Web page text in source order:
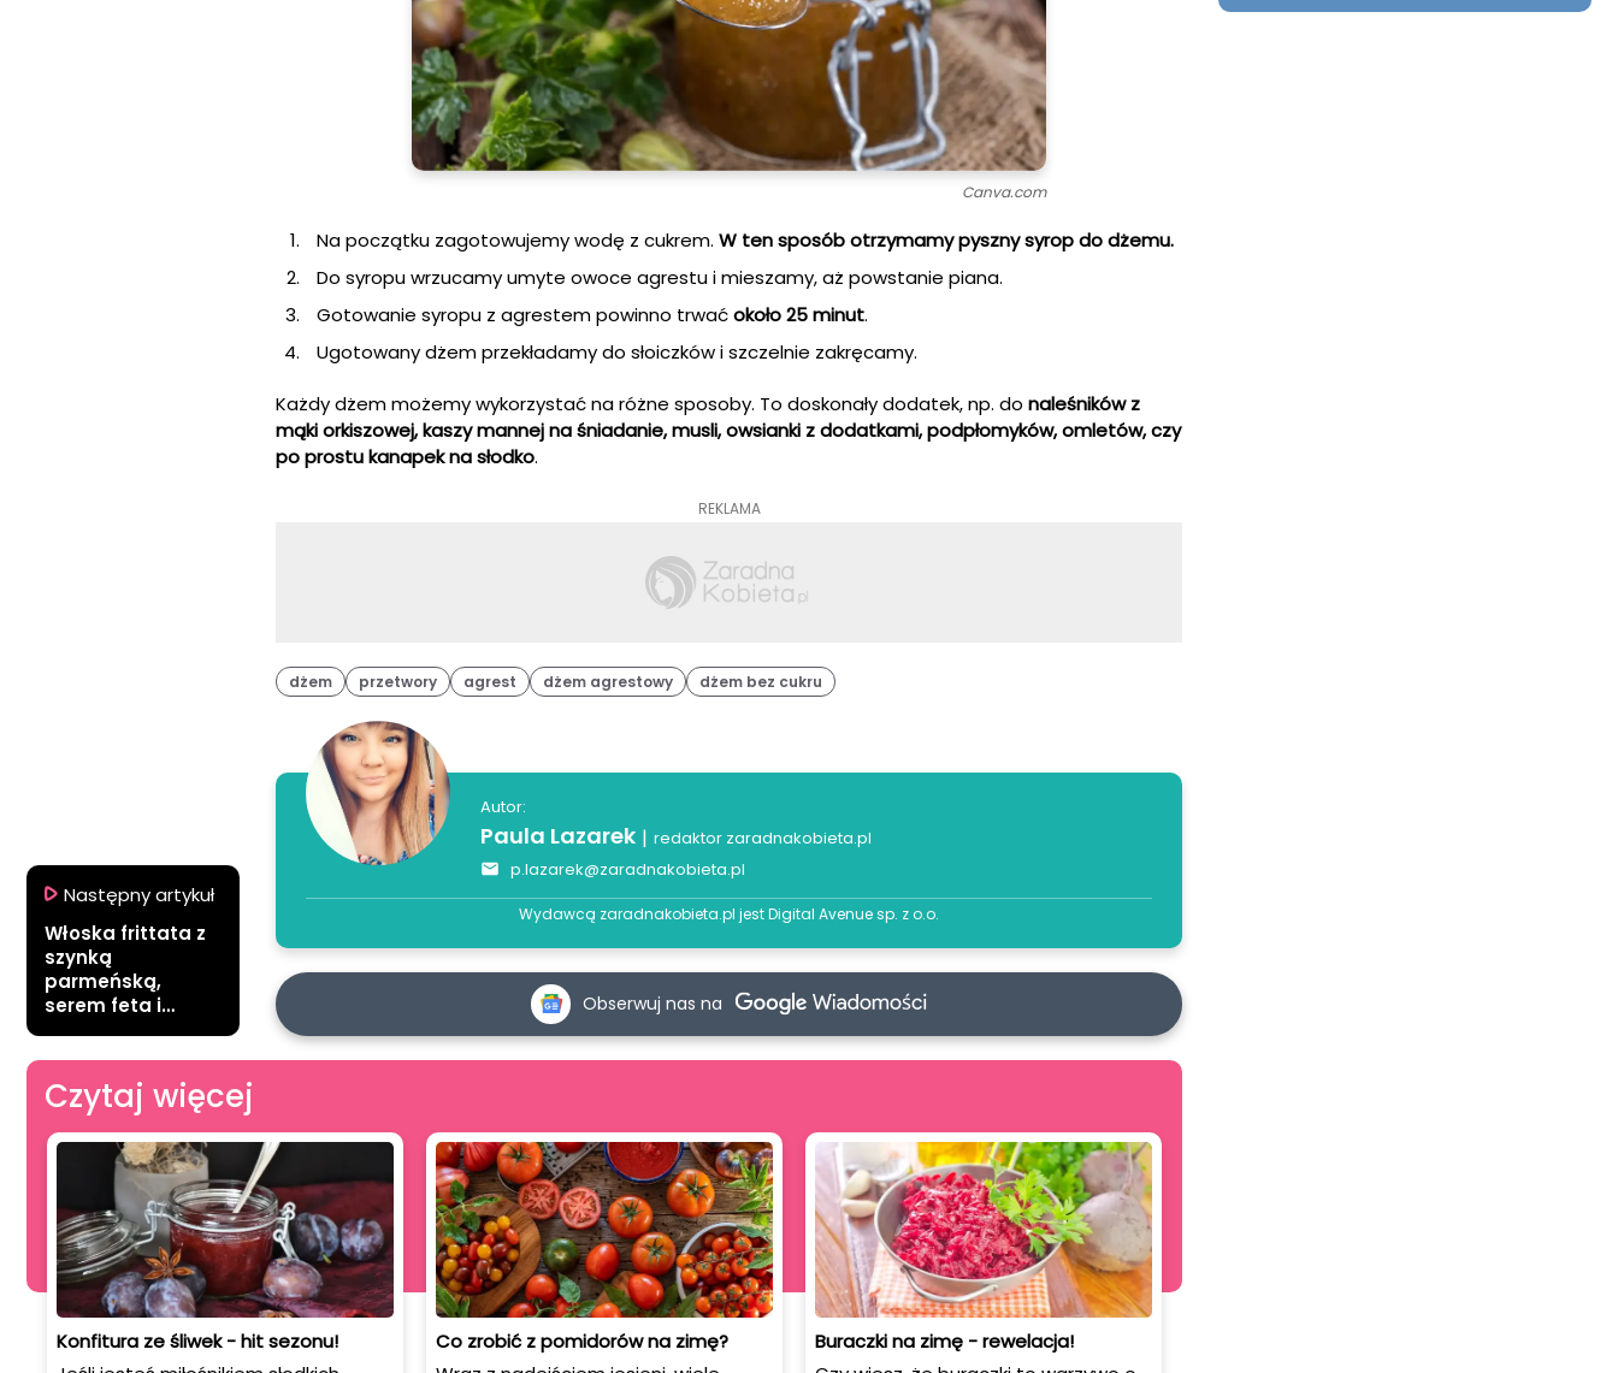
Canva.com
Na początku zagotowujemy wodę z cukrem. W ten sposób otrzymamy pyszny syrop do dżemu.
Do syropu wrzucamy umyte owoce agrestu i mieszamy, aż powstanie piana.
Gotowanie syropu z agrestem powinno trwaćokoło 25 minut.
Ugotowany dżem przekładamy do słoiczków i szczelnie zakręcamy.
Każdy dżem możemy wykorzystać na różne sposoby. To doskonały dodatek, np. do naleśników z
mąki orkiszowej, kaszy mannej na śniadanie, musli, owsianki z dodatkami, podpłomyków, omletów, czy
po prostu kanapek na słodko.
REKLAMA
dżem przetwory agrest dżem agrestowy dżem bez cukru
Autor:
Paula Lazarek | redaktor zaradnakobieta.pl
p.lazarek@zaradnakobieta.pl
Wydawcą zaradnakobieta.pl jestDigital Avenue sp. z o.o.
Obserwuj nas na
Następny artykuł
Włoska frittata z
szynką
parmeńską,
serem feta i
całej rodziny
Czytaj więcej
Konfitura ze śliwek - hit sezonu!
Co zrobić z pomidorów na zimę?
Buraczki na zimę - rewelacja!